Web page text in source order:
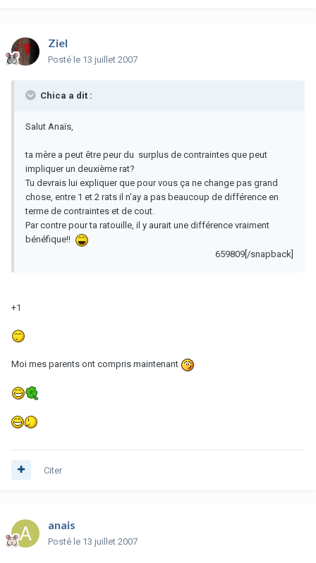
Ziel
Posté le 13 juillet 2007
Chica a dit :
Salut Anaïs,
ta mère a peut être peur du surplus de contraintes que peut
impliquer un deuxième rat?
Tu devrais lui expliquer que pour vous ça ne change pas grand
chose, entre 1 et 2 rats il n'ay a pas beaucoup de différence en
terme de contraintes et de cout.
Par contre pour ta ratouille, il y aurait une différence vraiment
bénéfique!!
659809[/snapback]
+1
Moi mes parents ont compris maintenant
Citer
anais
Posté le 13 juillet 2007